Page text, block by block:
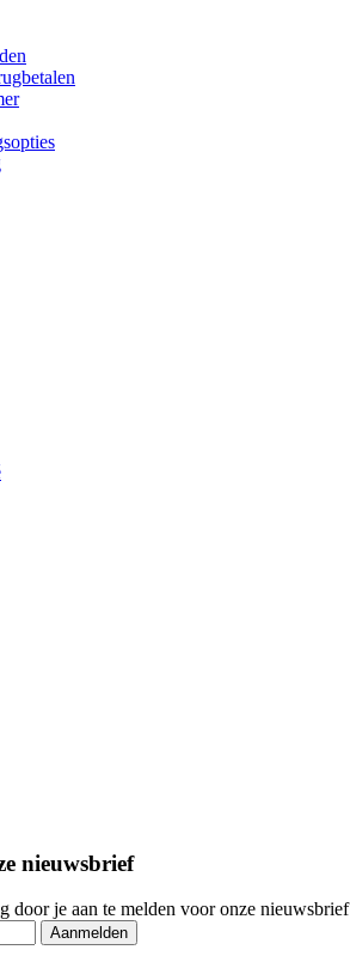
nieuwsbrief
door je aan te melden voor onze nieuwsbrief
Aanmelden